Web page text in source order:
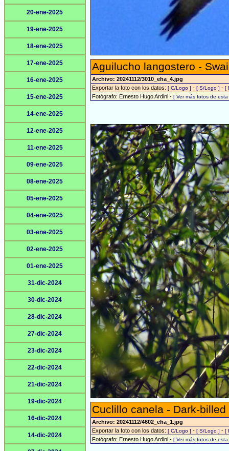
20-ene-2025
19-ene-2025
18-ene-2025
17-ene-2025
16-ene-2025
15-ene-2025
14-ene-2025
12-ene-2025
11-ene-2025
09-ene-2025
08-ene-2025
05-ene-2025
04-ene-2025
03-ene-2025
02-ene-2025
01-ene-2025
31-dic-2024
30-dic-2024
28-dic-2024
27-dic-2024
23-dic-2024
22-dic-2024
21-dic-2024
19-dic-2024
16-dic-2024
14-dic-2024
Aguilucho langostero -
Archivo: 20241112/3010_eha_4.jpg
Exportar la foto con los datos: [ C/Logo ] - [ S/Logo ] - [
Fotógrafo: Ernesto Hugo Ardini - [ Ver más fotos de
Cuclillo canela - Dark-
Archivo: 20241112/4602_eha_1.jpg
Exportar la foto con los datos: [ C/Logo ] - [ S/Logo ] - [
Fotógrafo: Ernesto Hugo Ardini - [ Ver más fotos de